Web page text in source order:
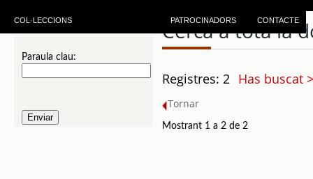
COL·LECCIONS PATROCINADORS CONTACTE
Paraula clau:
Cerca a tota la
Registres: 2 Has buscat
Tornar
Mostrant 1 a 2 de 2